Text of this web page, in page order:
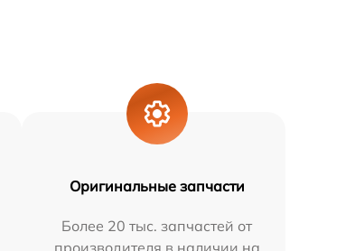
Оригинальные запчасти
Более 20 тыс. запчастей от
производителя в наличии на